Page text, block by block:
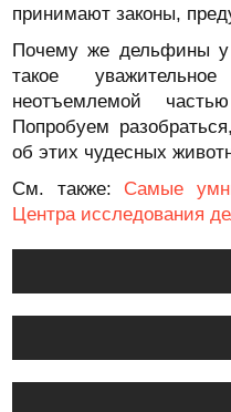
принимают законы,
Почему же дельфины у
такое
неотъемлемой
Попробуем
об этих чудесных
См. также: Самые
Центра исследования